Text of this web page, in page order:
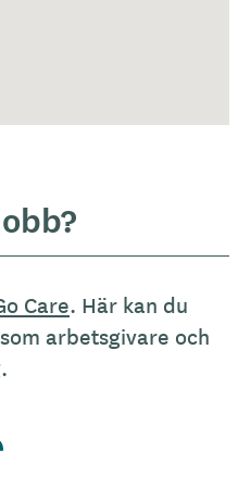
Care. Här kan du
arbetsgivare och